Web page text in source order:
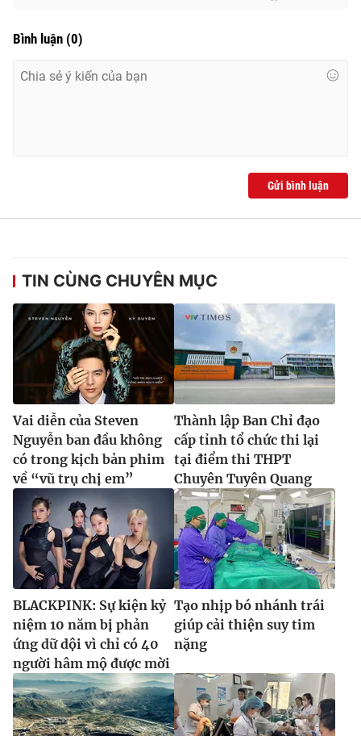
Bình luận (0)
Gửi bình luận
TIN CÙNG CHUYÊN MỤC
Vai diễn của Steven
Nguyễn ban đầu không
có trong kịch bản phim
về “vũ trụ chị em”
Thành lập Ban Chỉ đạo
cấp tỉnh tổ chức thi lại
tại điểm thi THPT
Chuyên Tuyên Quang
BLACKPINK: Sự kiện kỷ
niệm 10 năm bị phản
ứng dữ dội vì chỉ có 40
người hâm mộ được mời
Tạo nhịp bó nhánh trái
giúp cải thiện suy tim
nặng